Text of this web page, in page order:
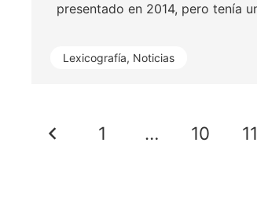
Lexicografía, Noticias
presentado en 2014, pero tenía
1 … 10 11